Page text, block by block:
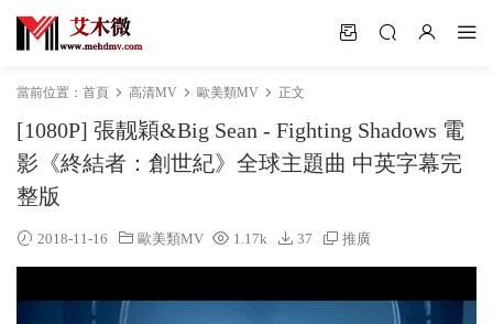
當前位置： 首頁 高清MV 歐美類MV 正文
[1080P] 張靓穎&Big Sean - Fighting Shadows 電
影《終結者：創世紀》全球主題曲 中英字幕完
整版
2018-11-16 歐美類MV 1.17k 37 推廣